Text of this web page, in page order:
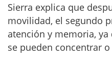
Sierra explica que
movilidad, el segundo
atención y memoria,
se pueden concentrar